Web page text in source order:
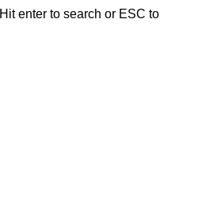
Hit enter to search or ESC to